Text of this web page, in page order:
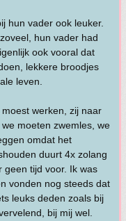
hun vader ook leuker.
hun vader had
ook vooral dat
lekkere broodjes
leven.
werken, zij naar
moeten zwemles, we
omdat het
duurt 4x zolang
geen tijd voor. Ik was
vonden nog steeds dat
leuks deden zoals bij
bij mij wel.